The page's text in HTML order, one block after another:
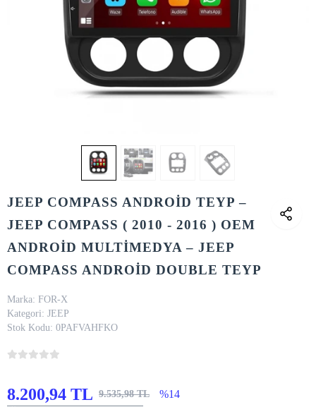
JEEP COMPASS ANDROİD TEYP –
JEEP COMPASS ( 2010 - 2016 ) OEM
ANDROİD MULTİMEDYA – JEEP
COMPASS ANDROİD DOUBLE TEYP
Marka: FOR-X
Kategori: JEEP
Stok Kodu: 0PAFVAHFKO
8.200,94 TL 9.535,98 TL %14